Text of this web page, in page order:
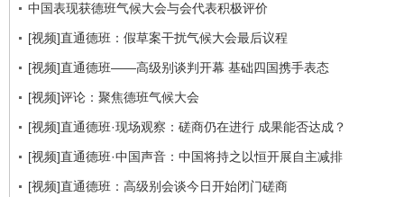
中国表现获德班气候大会与会代表积极评价
[视频]直通德班：假草案干扰气候大会最后议程
[视频]直通德班——高级别谈判开幕 基础四国携手表态
[视频]评论：聚焦德班气候大会
[视频]直通德班·现场观察：磋商仍在进行 成果能否达成？
[视频]直通德班·中国声音：中国将持之以恒开展自主减排
[视频]直通德班：高级别会谈今日开始闭门磋商